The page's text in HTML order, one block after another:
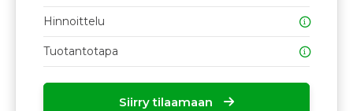
Hinnoittelu
Tuotantotapa
Siirry tilaamaan